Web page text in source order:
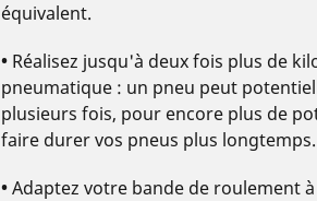
équivalent.
•Réalisez jusqu'à deux fois plus de
pneumatique : un pneu peut
plusieurs fois, pour encore plus de
faire durer vos pneus plus longtemps.
•Adaptez votre bande de roulement